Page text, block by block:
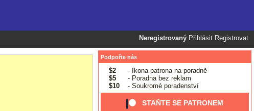
Neregistrovaný Přihlásit Registrovat
Podpořte nás
$2
- Ikona patrona na poradně
$5
- Poradna bez reklam
$10
- Soukromé poradenství
STAŇTE SE PATRONEM